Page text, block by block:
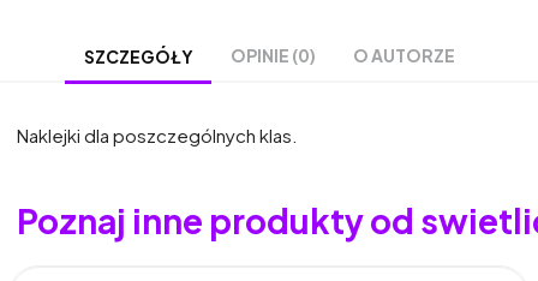
SZCZEGÓŁY OPINIE (0) O AUTORZE
Naklejki dla poszczególnych klas.
Poznaj inne produkty od